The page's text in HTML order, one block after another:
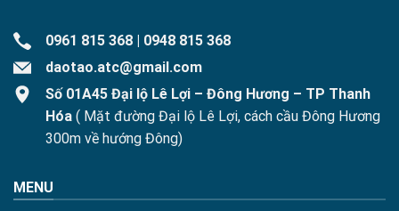
0961 815 368 | 0948 815 368
daotao.atc@gmail.com
Số 01A45 Đại lộ Lê Lợi – Đông Hương – TP Thanh
Hóa ( Mặt đường Đại lộ Lê Lợi, cách cầu Đông Hương
300m về hướng Đông)
MENU